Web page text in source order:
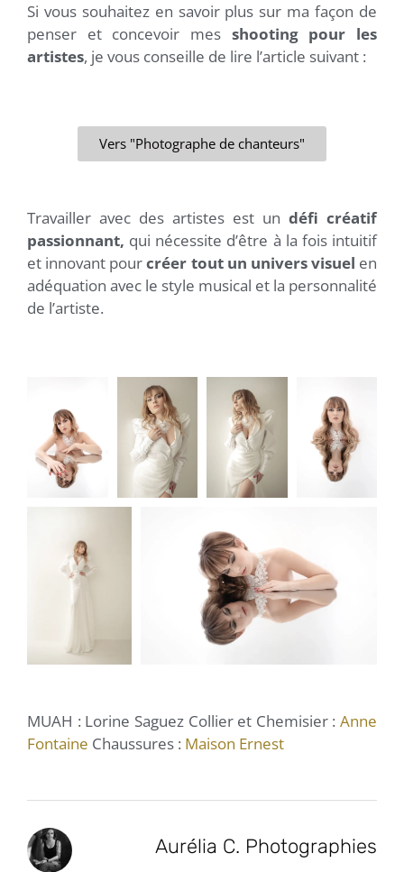
Si vous souhaitez en savoir plus sur ma façon de
penser et concevoir mes shooting pour les
artistes, je vous conseille de lire l’article suivant :
Vers "Photographe de chanteurs"
Travailler avec des artistes est un défi créatif
passionnant, qui nécessite d’être à la fois intuitif
et innovant pourcréer tout un univers visuel en
adéquation avec le style musical et la personnalité
de l’artiste.
MUAH : Lorine Saguez Collier et Chemisier : Anne
Fontaine Chaussures : Maison Ernest
Aurélia C. Photographies